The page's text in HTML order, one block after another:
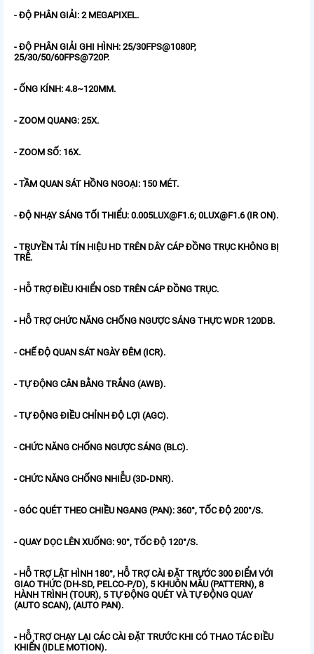
- ĐỘ PHÂN GIẢI: 2 MEGAPIXEL.
- ĐỘ PHÂN GIẢI GHI HÌNH: 25/30FPS@1080P,
25/30/50/60FPS@720P.
- ỐNG KÍNH: 4.8~120MM.
- ZOOM QUANG: 25X.
- ZOOM SỐ: 16X.
- TẦM QUAN SÁT HỒNG NGOẠI: 150 MÉT.
- ĐỘ NHẠY SÁNG TỐI THIỂU: 0.005LUX@F1.6; 0LUX@F1.6 (IR ON).
- TRUYỀN TẢI TÍN HIỆU HD TRÊN DÂY CÁP ĐỒNG TRỤC KHÔNG BỊ
TRỄ.
- HỖ TRỢ ĐIỀU KHIỂN OSD TRÊN CÁP ĐỒNG TRỤC.
- HỖ TRỢ CHỨC NĂNG CHỐNG NGƯỢC SÁNG THỰC WDR 120DB.
- CHẾ ĐỘ QUAN SÁT NGÀY ĐÊM (ICR).
- TỰ ĐỘNG CÂN BẰNG TRẮNG (AWB).
- TỰ ĐỘNG ĐIỀU CHỈNH ĐỘ LỢI (AGC).
- CHỨC NĂNG CHỐNG NGƯỢC SÁNG (BLC).
- CHỨC NĂNG CHỐNG NHIỄU (3D-DNR).
- GÓC QUÉT THEO CHIỀU NGANG (PAN): 360°, TỐC ĐỘ 200°/S.
- QUAY DỌC LÊN XUỐNG: 90°, TỐC ĐỘ 120°/S.
- HỖ TRỢ LẬT HÌNH 180°, HỖ TRỢ CÀI ĐẶT TRƯỚC 300 ĐIỂM VỚI
GIAO THỨC (DH-SD, PELCO-P/D), 5 KHUÔN MẪU (PATTERN), 8
HÀNH TRÌNH (TOUR), 5 TỰ ĐỘNG QUÉT VÀ TỰ ĐỘNG QUAY
(AUTO SCAN), (AUTO PAN).
- HỖ TRỢ CHẠY LẠI CÁC CÀI ĐẶT TRƯỚC KHI CÓ THAO TÁC ĐIỀU
KHIỂN (IDLE MOTION).